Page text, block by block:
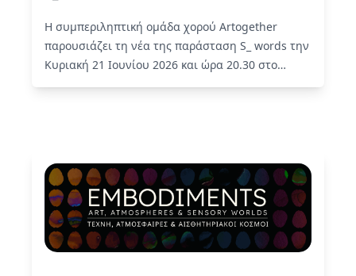
Η συμπεριληπτική ομάδα χορού Artogether
παρουσιάζει τη νέα της παράσταση S_ words την
Κυριακή 21 Ιουνίου 2026 και ώρα 20.30 στο